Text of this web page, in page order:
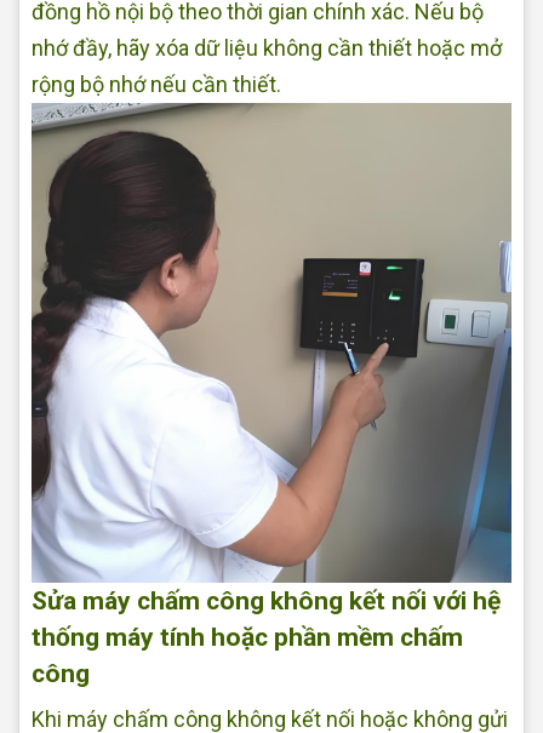
đồng hồ nội bộ theo thời gian chính xác. Nếu bộ
nhớ đầy, hãy xóa dữ liệu không cần thiết hoặc mở
rộng bộ nhớ nếu cần thiết.
Sửa máy chấm công không kết nối với hệ
thống máy tính hoặc phần mềm chấm
công
Khi máy chấm công không kết nối hoặc không gửi